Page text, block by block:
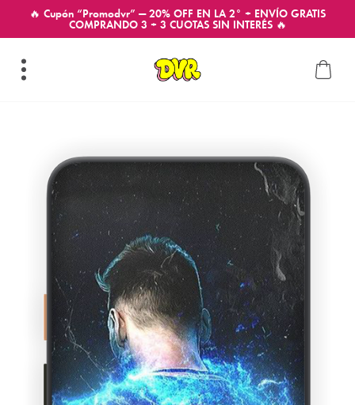
🔥 Cupón “Promodvr” — 20% OFF EN LA 2° + ENVÍO GRATIS
COMPRANDO 3 + 3 CUOTAS SIN INTERÉS 🔥